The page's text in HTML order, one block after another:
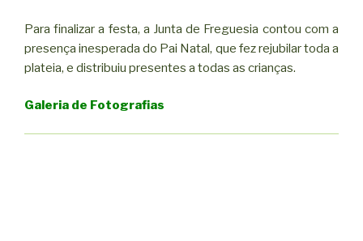
Para finalizar a festa, a Junta de Freguesia contou com a
presença inesperada do Pai Natal, que fez rejubilar toda a
plateia, e distribuiu presentes a todas as crianças.
Galeria de Fotografias